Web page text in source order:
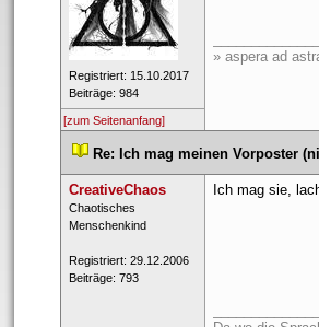
Registriert: 15.10.2017
Beiträge: 984
» aspera ad
[zum Seitenanfang]
Re: Ich mag meinen Vorposter
CreativeChao
​Chaotisches
Menschenkind
Registriert: 29.12.2006
Beiträge: 793
Ich mag sie,